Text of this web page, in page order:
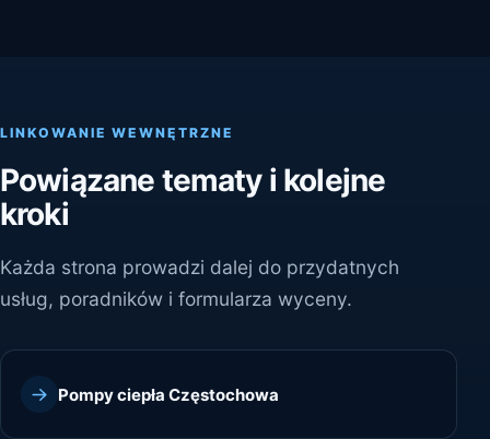
LINKOWANIE WEWNĘTRZNE
Powiązane tematy i kolejne
kroki
Każda strona prowadzi dalej do przydatnych
usług, poradników i formularza wyceny.
Pompy ciepła Częstochowa